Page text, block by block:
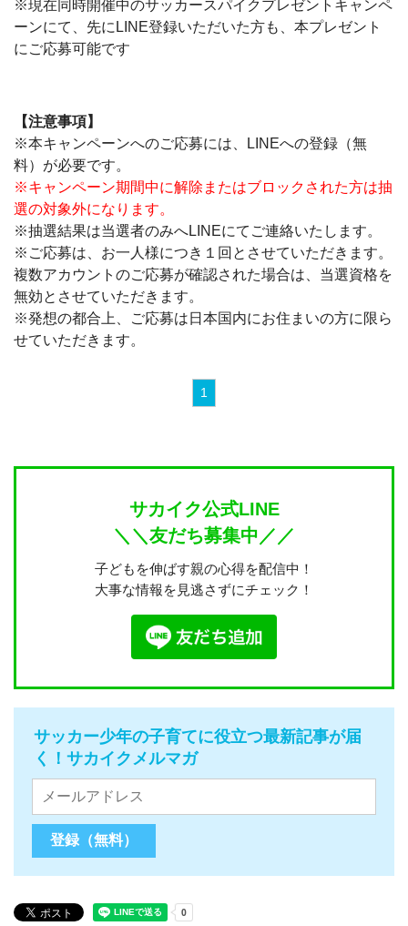
※現在同時開催中のサッカースパイクプレゼントキャンペ
ーンにて、先にLINE登録いただいた方も、本プレゼント
にご応募可能です
【注意事項】
※本キャンペーンへのご応募には、LINEへの登録（無
料）が必要です。
※キャンペーン期間中に解除またはブロックされた方は抽
選の対象外になります。
※抽選結果は当選者のみへLINEにてご連絡いたします。
※ご応募は、お一人様につき１回とさせていただきます。
複数アカウントのご応募が確認された場合は、当選資格を
無効とさせていただきます。
※発想の都合上、ご応募は日本国内にお住まいの方に限ら
せていただきます。
1
サカイク公式LINE
＼＼友だち募集中／／
子どもを伸ばす親の心得を配信中！
大事な情報を見逃さずにチェック！
サッカー少年の子育てに役立つ最新記事が届
く！サカイクメルマガ